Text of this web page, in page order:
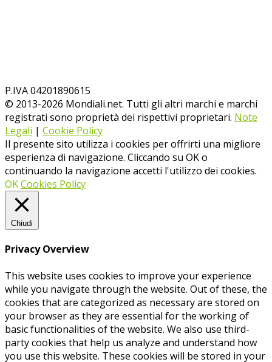
P.IVA 04201890615
© 2013-2026 Mondiali.net. Tutti gli altri marchi e marchi
registrati sono proprietà dei rispettivi proprietari. Note
Legali | Cookie Policy
Il presente sito utilizza i cookies per offrirti una migliore
esperienza di navigazione. Cliccando su OK o
continuando la navigazione accetti l'utilizzo dei cookies.
OKCookies Policy
Chiudi
Privacy Overview
This website uses cookies to improve your experience
while you navigate through the website. Out of these, the
cookies that are categorized as necessary are stored on
your browser as they are essential for the working of
basic functionalities of the website. We also use third-
party cookies that help us analyze and understand how
you use this website. These cookies will be stored in your